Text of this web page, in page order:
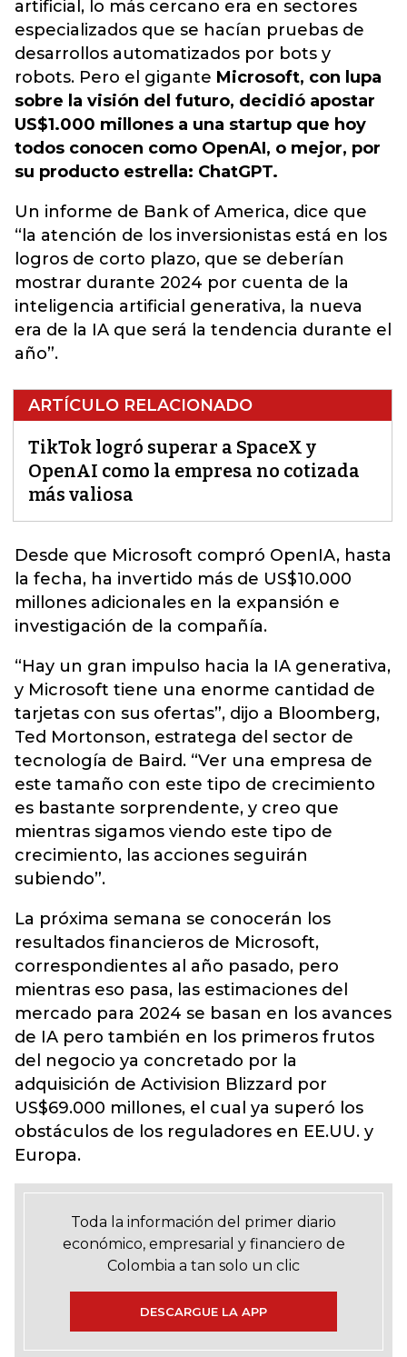
artificial, lo más cercano era en sectores
especializados que se hacían pruebas de
desarrollos automatizados por bots y
robots. Pero el gigante Microsoft, con lupa
sobre la visión del futuro, decidió apostar
US$1.000 millones a una startup que hoy
todos conocen como OpenAI, o mejor, por
su producto estrella: ChatGPT.
Un informe de Bank of America, dice que
“la atención de los inversionistas está en los
logros de corto plazo, que se deberían
mostrar durante 2024 por cuenta de la
inteligencia artificial generativa, la nueva
era de la IA que será la tendencia durante el
año”.
ARTÍCULO RELACIONADO
TikTok logró superar a SpaceX y
OpenAI como la empresa no cotizada
más valiosa
Desde que Microsoft compró OpenIA, hasta
la fecha, ha invertido más de US$10.000
millones adicionales en la expansión e
investigación de la compañía.
“Hay un gran impulso hacia la IA generativa,
y Microsoft tiene una enorme cantidad de
tarjetas con sus ofertas”, dijo a Bloomberg,
Ted Mortonson, estratega del sector de
tecnología de Baird. “Ver una empresa de
este tamaño con este tipo de crecimiento
es bastante sorprendente, y creo que
mientras sigamos viendo este tipo de
crecimiento, las acciones seguirán
subiendo”.
La próxima semana se conocerán los
resultados financieros de Microsoft,
correspondientes al año pasado, pero
mientras eso pasa, las estimaciones del
mercado para 2024 se basan en los avances
de IA pero también en los primeros frutos
del negocio ya concretado por la
adquisición de Activision Blizzard por
US$69.000 millones, el cual ya superó los
obstáculos de los reguladores en EE.UU. y
Europa.
Toda la información del primer diario
económico, empresarial y financiero de
Colombia a tan solo un clic
DESCARGUE LA APP